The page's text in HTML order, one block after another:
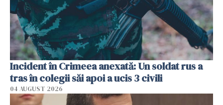
Incident în Crimeea anexată: Un soldat rus a
tras în colegii săi apoi a ucis 3 civili
04 AUGUST 2026